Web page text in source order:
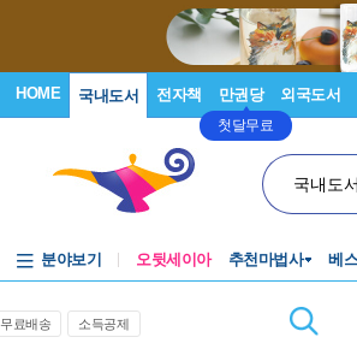
HOME 국내도서 전자책 만권당
첫달무료
외국도서
국내도
분야보기 오뒷세이아 추천마법사 베
무료배송 소득공제